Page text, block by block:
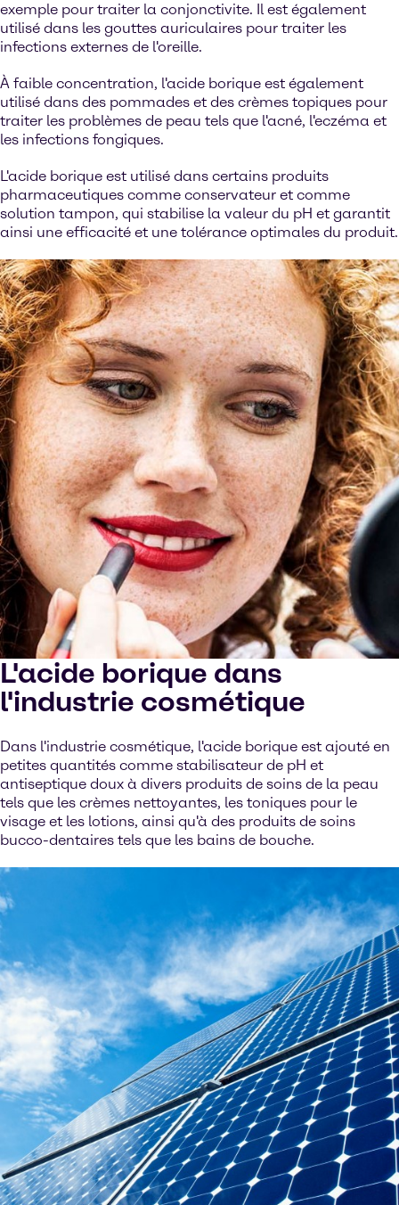
exemple pour traiter la conjonctivite. Il est également
utilisé dans les gouttes auriculaires pour traiter les
infections externes de l'oreille.
À faible concentration, l'acide borique est également
utilisé dans des pommades et des crèmes topiques pour
traiter les problèmes de peau tels que l'acné, l'eczéma et
les infections fongiques.
L'acide borique est utilisé dans certains produits
pharmaceutiques comme conservateur et comme
solution tampon, qui stabilise la valeur du pH et garantit
ainsi une efficacité et une tolérance optimales du produit.
L'acide borique dans
l'industrie cosmétique
Dans l'industrie cosmétique, l'acide borique est ajouté en
petites quantités comme stabilisateur de pH et
antiseptique doux à divers produits de soins de la peau
tels que les crèmes nettoyantes, les toniques pour le
visage et les lotions, ainsi qu'à des produits de soins
bucco-dentaires tels que les bains de bouche.